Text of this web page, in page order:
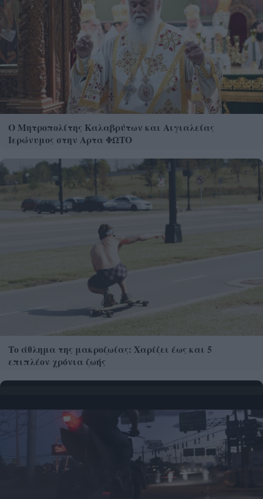
Ο Μητροπολίτης Καλαβρύτων και Αιγιαλείας
Ιερώνυμος στην Αρτα ΦΩΤΟ
Το άθλημα της μακροζωίας: Χαρίζει έως και 5
επιπλέον χρόνια ζωής